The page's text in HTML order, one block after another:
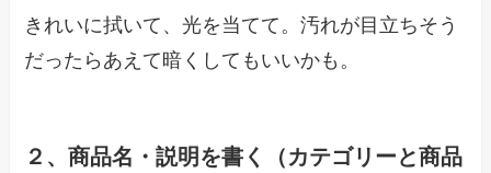
きれいに拭いて、光を当てて。汚れが目立ちそう
だったらあえて暗くしてもいいかも。
２、商品名・説明を書く（カテゴリーと商品